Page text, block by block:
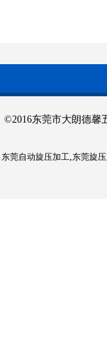
©2016东莞市大朗德馨
东莞自动旋压加工,东莞旋